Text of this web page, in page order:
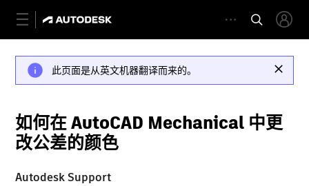
此页面是从英文机器翻译而来的。
如何在 AutoCAD Mechanical 中更
改公差的颜色
Autodesk Support